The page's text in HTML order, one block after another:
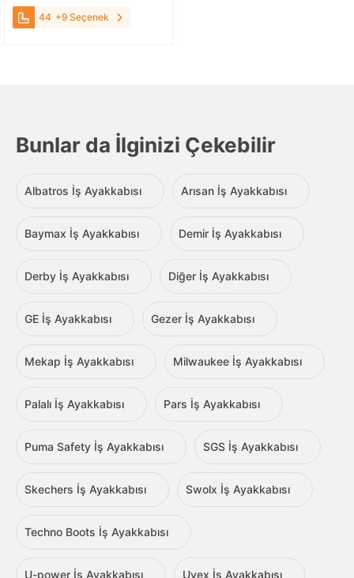
44 +9 Seçenek
Bunlar da İlginizi Çekebilir
Albatros İş Ayakkabısı Arısan İş Ayakkabısı
Baymax İş Ayakkabısı Demir İş Ayakkabısı
Derby İş Ayakkabısı Diğer İş Ayakkabısı
GE İş Ayakkabısı Gezer İş Ayakkabısı
Mekap İş Ayakkabısı Milwaukee İş Ayakkabısı
Palalı İş Ayakkabısı Pars İş Ayakkabısı
Puma Safety İş Ayakkabısı SGS İş Ayakkabısı
Skechers İş Ayakkabısı Swolx İş Ayakkabısı
Techno Boots İş Ayakkabısı
U-power İş Ayakkabısı Uvex İş Ayakkabısı